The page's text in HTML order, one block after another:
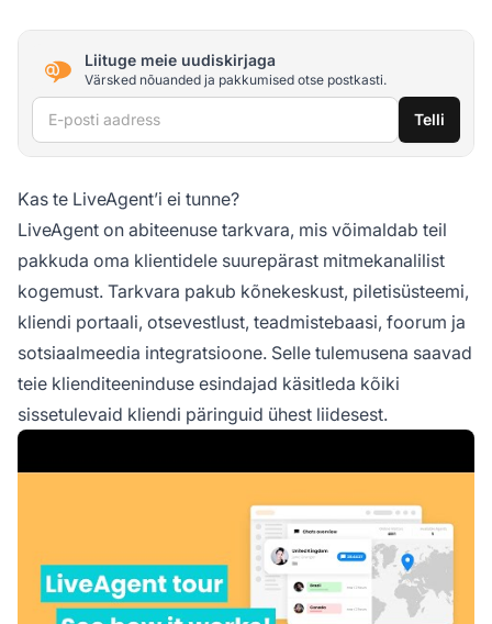
Liituge meie uudiskirjaga
Värsked nõuanded ja pakkumised otse postkasti.
E-posti aadress Telli
Kas te LiveAgent’i ei tunne?
LiveAgent on abiteenuse tarkvara, mis võimaldab teil
pakkuda oma klientidele suurepärast mitmekanalilist
kogemust. Tarkvara pakub kõnekeskust, piletisüsteemi,
kliendi portaali, otsevestlust, teadmistebaasi, foorum ja
sotsiaalmeedia integratsioone. Selle tulemusena saavad
teie klienditeeninduse esindajad käsitleda kõiki
sissetulevaid kliendi päringuid ühest liidesest.